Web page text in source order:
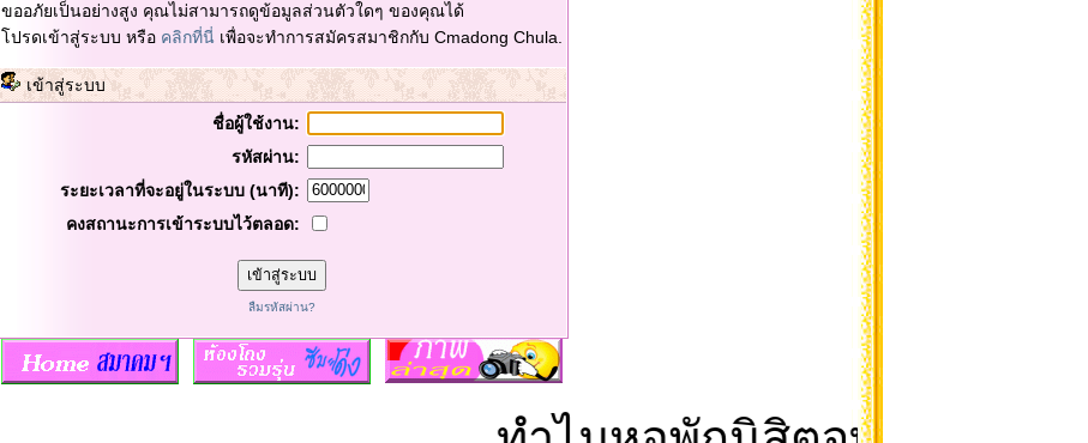
ขออภัยเป็นอย่างสูง คุณไม่สามารถดูข้อมูลส่วนตัวใดๆ ของคุณได้
โปรดเข้าสู่ระบบ หรือ คลิกที่นี่ เพื่อจะทำการสมัครสมาชิกกับ Cmadong Chula.
เข้าสู่ระบบ
ชื่อผู้ใช้งาน:
รหัสผ่าน:
ระยะเวลาที่จะอยู่ในระบบ (นาที):
คงสถานะการเข้าระบบไว้ตลอด:
ลืมรหัสผ่าน?